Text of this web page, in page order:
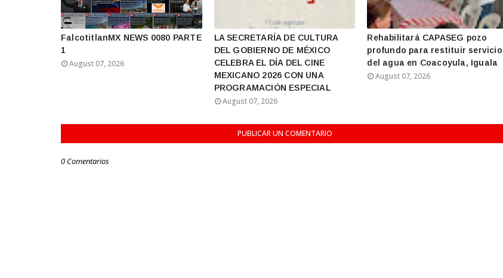
FalcotitlanMX NEWS 0080 PARTE
1
August 07, 2026
LA SECRETARÍA DE CULTURA
DEL GOBIERNO DE MÉXICO
CELEBRA EL DÍA DEL CINE
MEXICANO 2026 CON UNA
PROGRAMACIÓN ESPECIAL
August 07, 2026
Rehabilitará CAPASEG pozo
profundo para restituir servicio
del agua en Coacoyula, Iguala
August 07, 2026
PUBLICAR UN COMENTARIO
0 Comentarios